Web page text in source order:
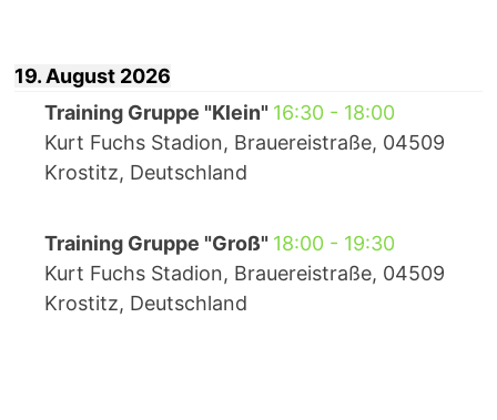
19. August 2026
Training Gruppe "Klein" 16:30- 18:00
Kurt Fuchs Stadion, Brauereistraße, 04509
Krostitz, Deutschland
Training Gruppe "Groß" 18:00- 19:30
Kurt Fuchs Stadion, Brauereistraße, 04509
Krostitz, Deutschland